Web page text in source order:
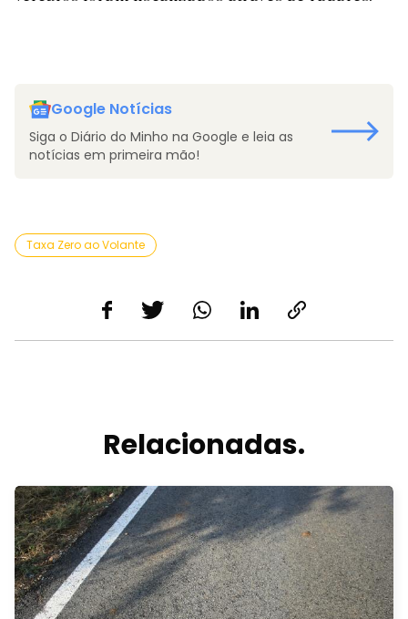
Google Notícias
Siga o Diário do Minho na Google e leia as
notícias em primeira mão!
Taxa Zero ao Volante
Relacionadas.